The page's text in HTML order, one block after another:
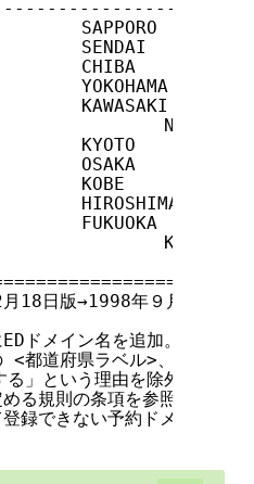
SAPPORO
SENDAI
CHIBA
YOKOHAMA
KAWASAKI
NAGOYA
KYOTO
OSAKA
KOBE
HIROSHIMA
FUKUOKA
18日版→1998年９月１日版
EDドメイン名を追加。属性ラ
<都道府県ラベル>、<市区町
」という理由を除外
る規則の条項を参照
登録できない予約ドメイン名